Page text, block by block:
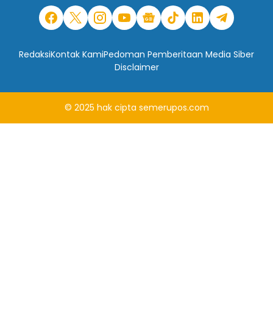
RedaksiKontak KamiPedoman Pemberitaan Media Siber
Disclaimer
© 2025 hak cipta semerupos.com